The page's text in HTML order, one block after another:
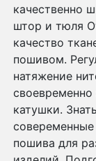
качественно
штор и тюля
качество
пошивом.
натяжение
своевременно
катушки.
пошива для